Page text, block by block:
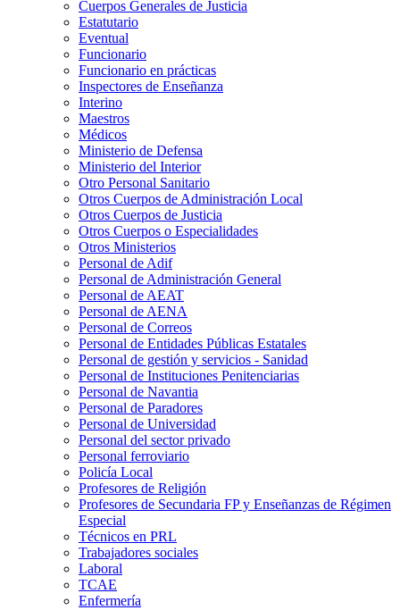
Cuerpos Generales de Justicia
Estatutario
Eventual
Funcionario
Funcionario en prácticas
Inspectores de Enseñanza
Interino
Maestros
Médicos
Ministerio de Defensa
Ministerio del Interior
Otro Personal Sanitario
Otros Cuerpos de Administración Local
Otros Cuerpos de Justicia
Otros Cuerpos o Especialidades
Otros Ministerios
Personal de Adif
Personal de Administración General
Personal de AEAT
Personal de AENA
Personal de Correos
Personal de Entidades Públicas Estatales
Personal de gestión y servicios - Sanidad
Personal de Instituciones Penitenciarias
Personal de Navantia
Personal de Paradores
Personal de Universidad
Personal del sector privado
Personal ferroviario
Policía Local
Profesores de Religión
Profesores de Secundaria FP y Enseñanzas de Régimen
Especial
Técnicos en PRL
Trabajadores sociales
Laboral
TCAE
Enfermería